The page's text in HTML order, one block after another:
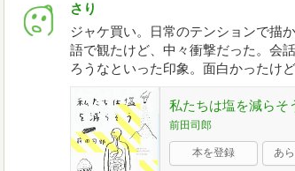
さり
ジャケ買い。日常のテンションで描
語で観たけど、中々衝撃だった。会
ろうなといった印象。面白かったけ
私たちは塩を減らそ
前田司郎
本を登録 あ